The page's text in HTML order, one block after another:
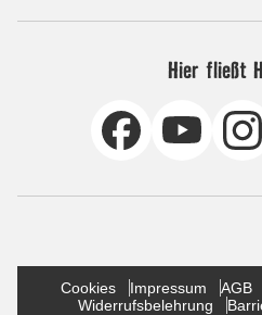
Hier fließt
Cookies Impressum AGB
Widerrufsbelehrung